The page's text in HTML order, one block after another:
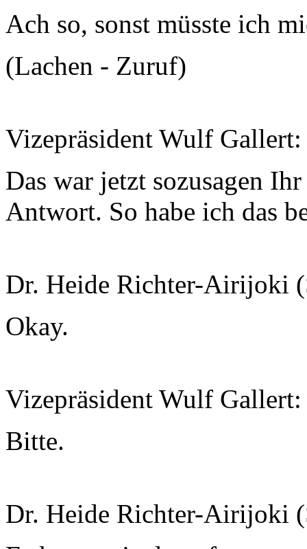
Ach so, sonst müsste ich
(Lachen - Zuruf)
Vizepräsident Wulf Gallert:
Das war jetzt sozusagen
Antwort. So habe ich das
Dr. Heide Richter-Airijoki
Okay.
Vizepräsident Wulf Gallert:
Bitte.
Dr. Heide Richter-Airijoki